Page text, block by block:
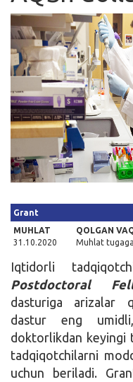
Yana
Qidirish
Kirish
Grant
MUHLAT
31.10.2020
QOLGAN
Muhlat
Iqtidorli
Postdoctoral
dasturiga arizalar
dastur eng
doktorlikdan keyingi
tadqiqotchilarni
uchun beriladi.